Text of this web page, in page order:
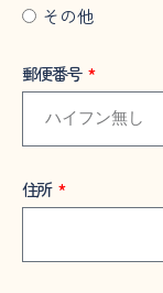
その他
郵便番号
住所